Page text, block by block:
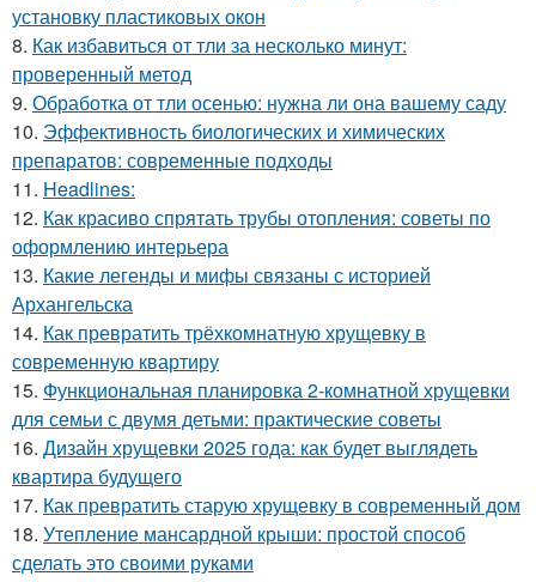
установку пластиковых окон
8. Как избавиться от тли за несколько минут:
проверенный метод
9. Обработка от тли осенью: нужна ли она вашему саду
10. Эффективность биологических и химических
препаратов: современные подходы
11. Headlines:
12. Как красиво спрятать трубы отопления: советы по
оформлению интерьера
13. Какие легенды и мифы связаны с историей
Архангельска
14. Как превратить трёхкомнатную хрущевку в
современную квартиру
15. Функциональная планировка 2-комнатной хрущевки
для семьи с двумя детьми: практические советы
16. Дизайн хрущевки 2025 года: как будет выглядеть
квартира будущего
17. Как превратить старую хрущевку в современный дом
18. Утепление мансардной крыши: простой способ
сделать это своими руками